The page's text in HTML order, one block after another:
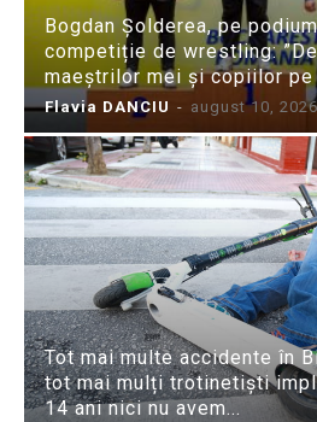
Bogdan Șolderea, pe
competiție de wrestling:
maeștrilor mei și copiilor pe
Flavia DANCIU - august 10, 2026
Tot mai multe accidente în
tot mai mulți trotinetiști
14 ani nici nu avem...